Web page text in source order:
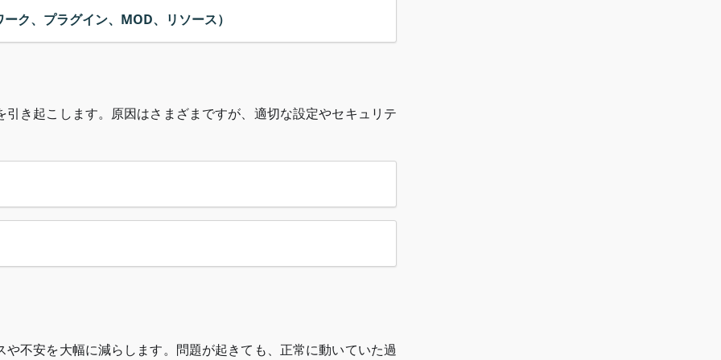
ク、プラグイン、MOD、リソース）
き起こします。原因はさまざまですが、適切な設定やセキュリテ
不安を大幅に減らします。問題が起きても、正常に動いていた過